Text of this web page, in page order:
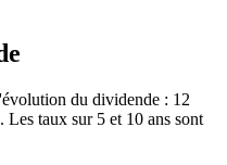
du dividende : 12
Les taux sur 5 et 10 ans sont